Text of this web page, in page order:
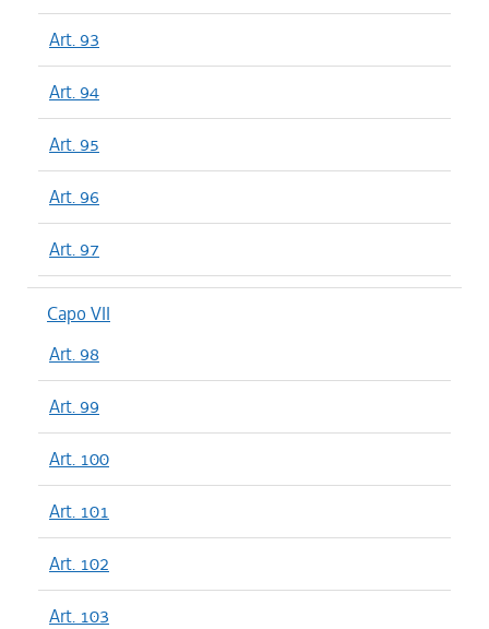
Art. 93
Art. 94
Art. 95
Art. 96
Art. 97
Capo VII
Art. 98
Art. 99
Art. 100
Art. 101
Art. 102
Art. 103